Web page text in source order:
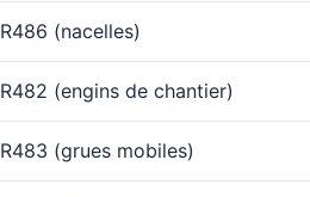
R486 (nacelles)
R482 (engins de chantier)
R483 (grues mobiles)